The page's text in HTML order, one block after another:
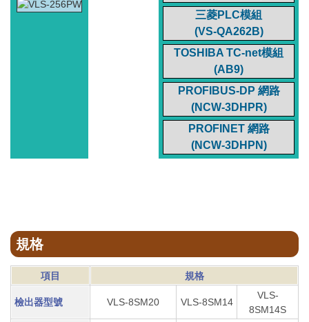
三菱PLC模組
(VS-QA262B)
TOSHIBA TC-net模組
(AB9)
PROFIBUS-DP 網路
(NCW-3DHPR)
PROFINET 網路
(NCW-3DHPN)
規格
項目 規格
檢出器型號 VLS-8SM20 VLS-8SM14
VLS-
8SM14S